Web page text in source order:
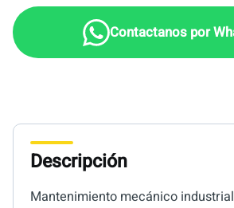
Descripción
Mantenimiento mecánico industrial